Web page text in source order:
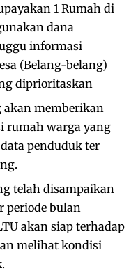
1 Rumah di
dana
informasi
(Belang-belang)
diprioritaskan
akan memberikan
rumah warga yang
penduduk ter
telah disampaikan
periode bulan
akan siap terhadap
melihat kondisi